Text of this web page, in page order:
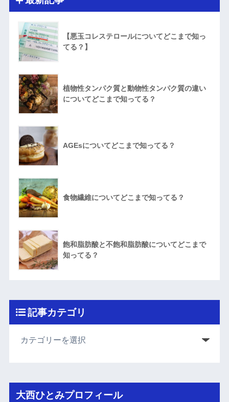
【悪玉コレステロールについてどこまで知っ
てる？】
植物性タンパク質と動物性タンパク質の違い
についてどこまで知ってる？
AGEsについてどこまで知ってる？
食物繊維についてどこまで知ってる？
飽和脂肪酸と不飽和脂肪酸についてどこまで
知ってる？
記事カテゴリ
大西ひとみプロフィール